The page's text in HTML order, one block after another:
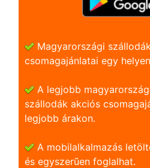
Magyarországi
csomagajánlatai egy
A legjobb
szállodák akciós
legjobb árakon.
A mobilalkalmazás
és egyszerũen foglalhat.